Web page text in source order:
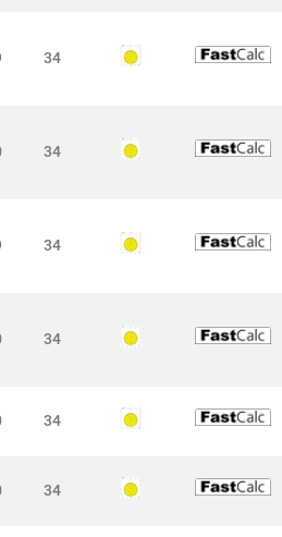
34
34
34
34
34
34